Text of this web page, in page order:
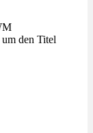
den Titel